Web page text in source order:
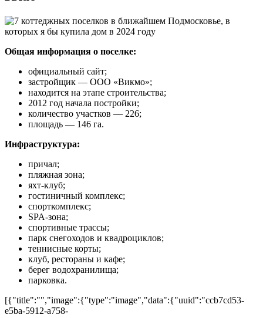
Общая информация о поселке:
официальный сайт;
застройщик ― ООО «Викмо»;
находится на этапе строительства;
2012 год начала постройки;
количество участков ― 226;
площадь ― 146 га.
Инфраструктура:
причал;
пляжная зона;
яхт-клуб;
гостиничный комплекс;
спорткомплекс;
SPA-зона;
спортивные трассы;
парк снегоходов и квадроциклов;
теннисные корты;
клуб, рестораны и кафе;
берег водохранилища;
парковка.
[{"title":"","image":{"type":"image","data":{"uuid":"ccb7cd53-
e5ba-5912-a758-